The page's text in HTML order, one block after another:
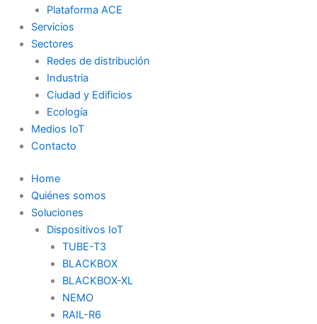
Plataforma ACE
Servicios
Sectores
Redes de distribución
Industria
Ciudad y Edificios
Ecología
Medios IoT
Contacto
Home
Quiénes somos
Soluciones
Dispositivos IoT
TUBE-T3
BLACKBOX
BLACKBOX-XL
NEMO
RAIL-R6